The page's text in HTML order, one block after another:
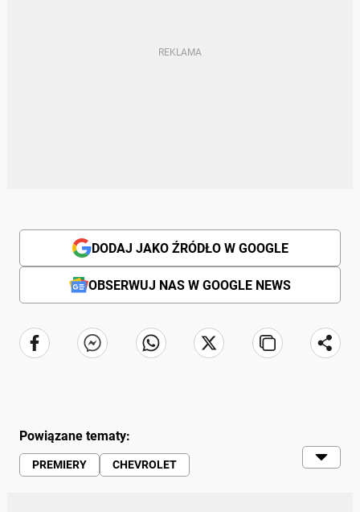
DODAJ JAKO ŹRÓDŁO W GOOGLE
OBSERWUJ NAS W GOOGLE NEWS
Powiązane tematy:
PREMIERY
CHEVROLET